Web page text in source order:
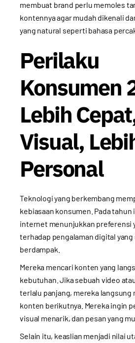
membuat brand perlu memoles
kontennya agar mudah dikenali
yang natural seperti bahasa
Perilaku
Konsumen
Lebih
Visual,
Personal
Teknologi yang berkembang
kebiasaan konsumen. Pada tahun
internet menunjukkan preferensi
terhadap pengalaman digital
berdampak.
Mereka mencari konten yang
kebutuhan. Jika sebuah video
terlalu panjang, mereka langsung
konten berikutnya. Mereka ingin
visual menarik, dan pesan yang
Selain itu, keaslian menjadi nilai